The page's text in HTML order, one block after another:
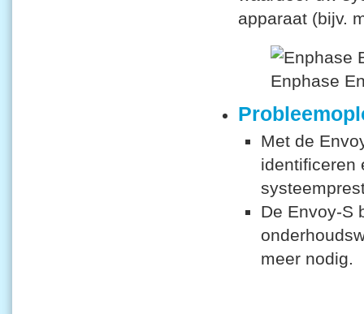
apparaat (bijv.
Met de
identificeren
De Envoy-S
meer nodig.